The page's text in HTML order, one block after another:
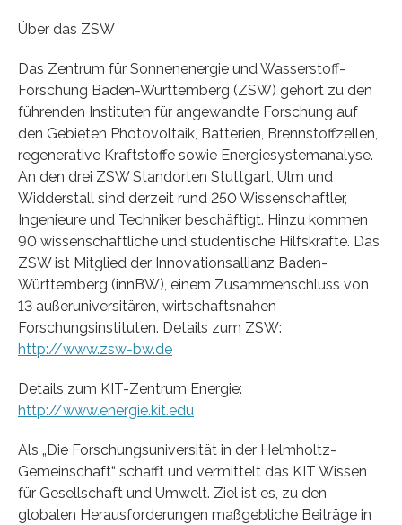
Über das ZSW
Das Zentrum für Sonnenenergie und Wasserstoff-
Forschung Baden-Württemberg (ZSW) gehört zu den
führenden Instituten für angewandte Forschung auf
den Gebieten Photovoltaik, Batterien, Brennstoffzellen,
regenerative Kraftstoffe sowie Energiesystemanalyse.
An den drei ZSW Standorten Stuttgart, Ulm und
Widderstall sind derzeit rund 250 Wissenschaftler,
Ingenieure und Techniker beschäftigt. Hinzu kommen
90 wissenschaftliche und studentische Hilfskräfte. Das
ZSW ist Mitglied der Innovationsallianz Baden-
Württemberg (innBW), einem Zusammenschluss von
13 außeruniversitären, wirtschaftsnahen
Forschungsinstituten. Details zum ZSW:
http://www.zsw-bw.de
Details zum KIT-Zentrum Energie:
http://www.energie.kit.edu
Als „Die Forschungsuniversität in der Helmholtz-
Gemeinschaft“ schafft und vermittelt das KIT Wissen
für Gesellschaft und Umwelt. Ziel ist es, zu den
globalen Herausforderungen maßgebliche Beiträge in